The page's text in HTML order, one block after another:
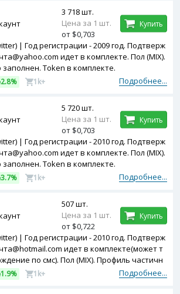
| Год регистрации - 2009 год. Подтверж
идет в комплекте. Пол (MIX).
Token в комплекте.
Подробнее...
2.8% 1k+
3 718 шт.
Цена за 1 шт.
от $0,703
Купить
| Год регистрации - 2010 год. Подтверж
идет в комплекте. Пол (MIX).
Token в комплекте.
Подробнее...
3.7% 1k+
5 720 шт.
Цена за 1 шт.
от $0,703
Купить
| Год регистрации - 2010 год. Подтверж
идет в комплекте(может т
по смс). Пол (MIX). Профиль частичн
комплекте.
Подробнее...
1.9% 1k+
507 шт.
Цена за 1 шт.
от $0,722
Купить